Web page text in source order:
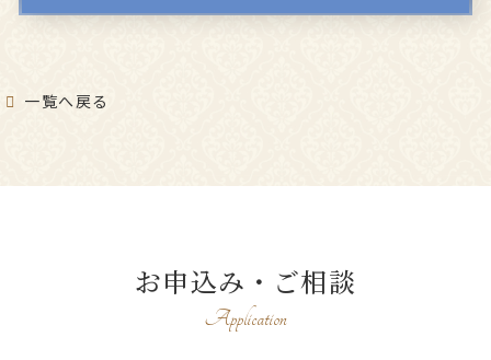
一覧へ戻る
お申込み・ご相談
Application